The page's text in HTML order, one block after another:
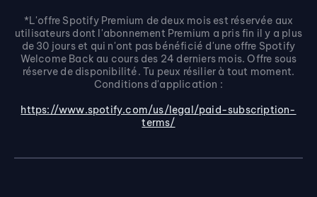
*L'offre Spotify Premium de deux mois est réservée aux
utilisateurs dont l'abonnement Premium a pris fin il y a plus
de 30 jours et qui n'ont pas bénéficié d'une offre Spotify
Welcome Back au cours des 24 derniers mois. Offre sous
réserve de disponibilité. Tu peux résilier à tout moment.
Conditions d'application :
https://www.spotify.com/us/legal/paid-subscription-
terms/